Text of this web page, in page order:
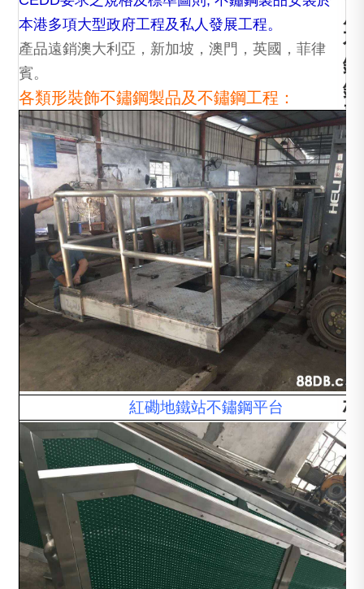
房
不
鏽
鋼
平
台
，
水
務
標
準
不
鏽
鋼
欄
杆
，
不
鏽
鋼
製
品
及
本港多項大型政府工程及私人發展工程。
產品遠銷澳大利亞，新加坡，澳門，英國，菲律
賓。
各類形裝飾不鏽鋼製品及不鏽鋼工程：
紅磡地鐵站不鏽鋼平台